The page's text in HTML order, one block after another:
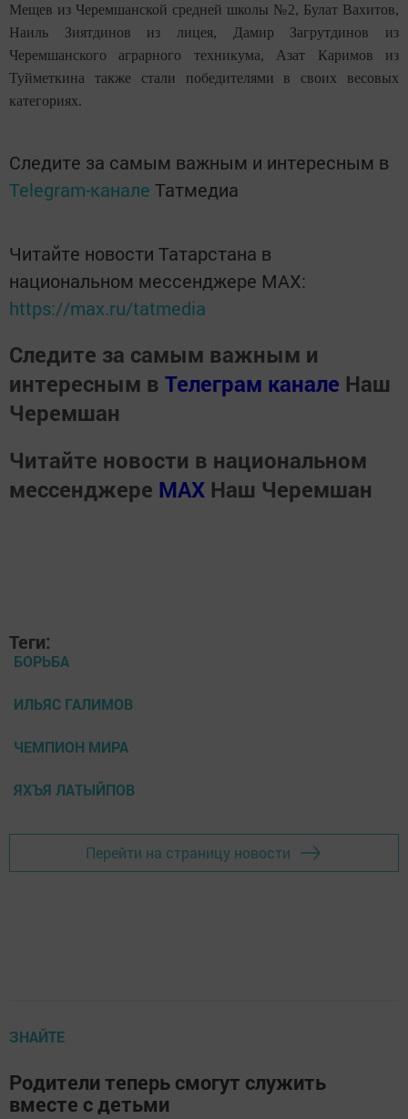
Мещев из Черемшанской средней школы №2, Булат Вахитов,
Наиль Зиятдинов из лицея, Дамир Загрутдинов из
Черемшанского аграрного техникума, Азат Каримов из
Туйметкина также стали победителями в своих весовых
категориях.
Следите за самым важным и интересным в
Telegram-канале Татмедиа
Читайте новости Татарстана в
национальном мессенджере MАХ:
https://max.ru/tatmedia
Следите за самым важным и
интересным в Телеграм канале Наш
Черемшан
Читайте новости в национальном
мессенджере MАХ Наш Черемшан
Теги:
БОРЬБА
ИЛЬЯС ГАЛИМОВ
ЧЕМПИОН МИРА
ЯХЪЯ ЛАТЫЙПОВ
Перейти на страницу новости
ЗНАЙТЕ
Родители теперь смогут служить
вместе с детьми